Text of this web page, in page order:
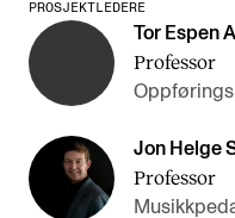
Salane våre
Studentutvalet SUT
FORSKNING
CERM
PROSJEKTLEDERE
Tor Espen
Professor
Jon Helge
Professor